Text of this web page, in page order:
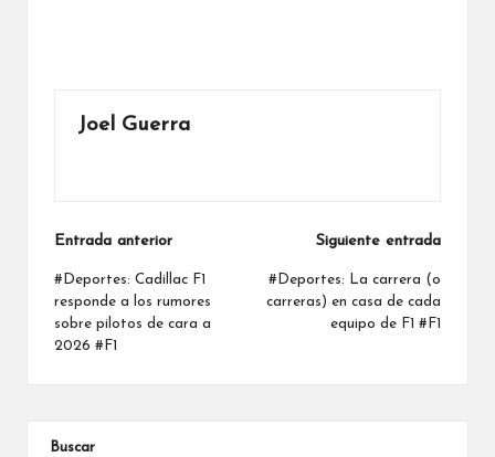
Joel Guerra
Navegación
de
entradas
Entrada anterior
#Deportes: Cadillac F1
responde a los rumores
sobre pilotos de cara a
2026 #F1
Siguiente entrada
#Deportes: La carrera (o
carreras) en casa de cada
equipo de F1 #F1
Buscar